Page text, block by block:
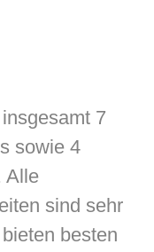
7
sowie 4
Alle
sind sehr
besten